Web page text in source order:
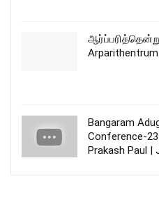
Bangaram
Conference-
Prakash Paul |